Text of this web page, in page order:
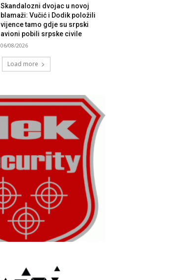
Skandalozni dvojac u novoj
blamaži: Vučić i Dodik položili
vijence tamo gdje su srpski
avioni pobili srpske civile
06/08/2026
Load more